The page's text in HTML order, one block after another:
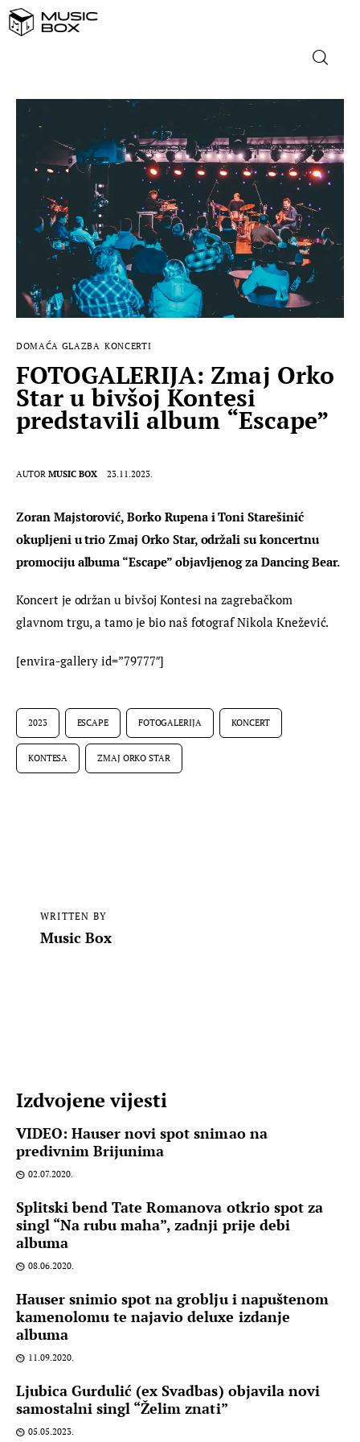
DOMAĆA GLAZBA
STRANA GLAZBA
FILM
MUSIC BOX
DOMAĆA GLAZBA KONCERTI
FOTOGALERIJA: Zmaj Orko
Star u bivšoj Kontesi
predstavili album “Escape”
AUTOR MUSIC BOX 23.11.2023.
Zoran Majstorović, Borko Rupena i Toni Starešinić
okupljeni u trio Zmaj Orko Star, održali su koncertnu
promociju albuma “Escape” objavljenog za Dancing Bear.
Koncert je održan u bivšoj Kontesi na zagrebačkom
glavnom trgu, a tamo je bio naš fotograf Nikola Knežević.
[envira-gallery id=”79777″]
2023 ESCAPE FOTOGALERIJA KONCERT
KONTESA ZMAJ ORKO STAR
WRITTEN BY
Music Box
Izdvojene vijesti
VIDEO: Hauser novi spot snimao na
predivnim Brijunima
02.07.2020.
Splitski bend Tate Romanova otkrio spot za
singl “Na rubu maha”, zadnji prije debi
albuma
08.06.2020.
Hauser snimio spot na groblju i napuštenom
kamenolomu te najavio deluxe izdanje
albuma
11.09.2020.
Ljubica Gurdulić (ex Svadbas) objavila novi
samostalni singl “Želim znati”
05.05.2023.